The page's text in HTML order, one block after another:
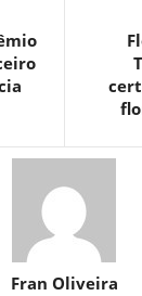
Fran Oliveira